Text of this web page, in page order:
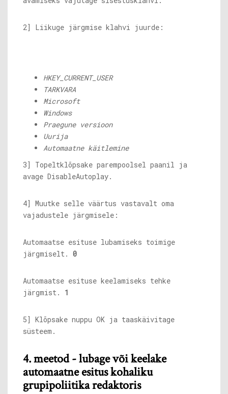
2] Liikuge järgmise klahvi juurde:
HKEY_CURRENT_USER
TARKVARA
Microsoft
Windows
Praegune versioon
Uurija
Automaatne käitlemine
3] Topeltklõpsake parempoolsel paanil ja
avage DisableAutoplay.
4] Muutke selle väärtus vastavalt oma
vajadustele järgmisele:
Automaatse esituse lubamiseks toimige
järgmiselt. 0
Automaatse esituse keelamiseks tehke
järgmist. 1
5] Klõpsake nuppu OK ja taaskäivitage
süsteem.
4. meetod - lubage või keelake
automaatne esitus kohaliku
grupipoliitika redaktoris